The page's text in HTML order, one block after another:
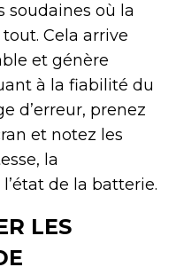
soudaines où la
Cela arrive
et génère
à la fiabilité du
d’erreur, prenez
et notez les
la
de la batterie.
LES